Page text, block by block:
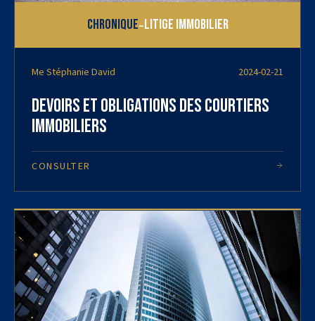
Chronique-Litige immobilier
Me Stéphanie David 2024-02-21
Devoirs et obligations des courtiers
immobiliers
CONSULTER